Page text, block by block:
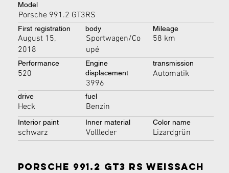
Model
Porsche 991.2 GT3RS
First registration
August 15,
2018
body
Sportwagen/Co
upé
Mileage
58 km
Performance
520
Engine
displacement
3996
transmission
Automatik
drive
Heck
fuel
Benzin
Interior paint
schwarz
Inner material
Vollleder
Color name
Lizardgrün
Porsche 991.2 GT3 RS Weissach